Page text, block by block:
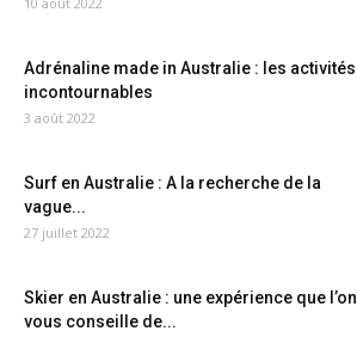
Adrénaline made in Australie : les activités
incontournables
3 août 2022
Surf en Australie : A la recherche de la
vague...
27 juillet 2022
Skier en Australie : une expérience que l’on
vous conseille de...